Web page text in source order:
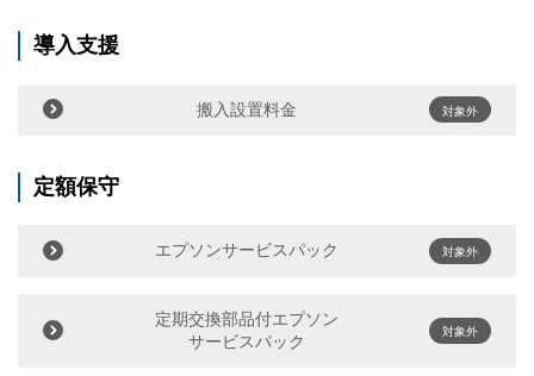
導入支援
搬入設置料金 対象外
定額保守
エプソンサービスパック 対象外
定期交換部品付エプソン
サービスパック
対象外